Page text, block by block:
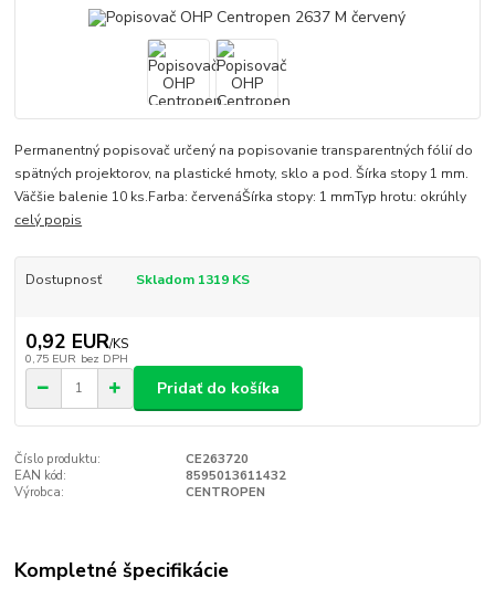
Permanentný popisovač určený na popisovanie transparentných fólií do
spätných projektorov, na plastické hmoty, sklo a pod. Šírka stopy 1 mm.
Väčšie balenie 10 ks.Farba: červenáŠírka stopy: 1 mmTyp hrotu: okrúhly
celý popis
Dostupnosť Skladom 1319 KS
0,92 EUR/KS
0,75 EUR bez DPH
Pridať do košíka
Číslo produktu:
CE263720
EAN kód:
8595013611432
Výrobca:
CENTROPEN
Kompletné špecifikácie